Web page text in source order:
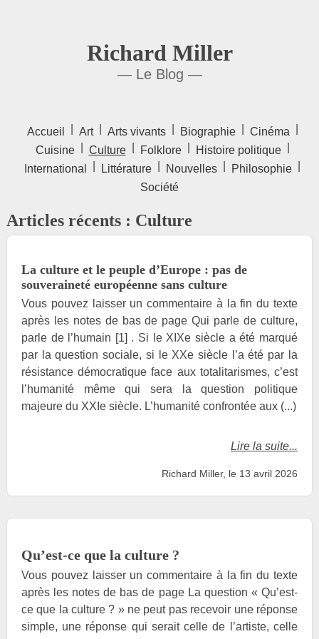
Richard Miller
— Le Blog —
Accueil Art Arts vivants Biographie Cinéma
Cuisine
Culture Folklore Histoire politique
International
Littérature Nouvelles Philosophie
Société
Articles récents : Culture
La culture et le peuple d’Europe : pas de
souveraineté européenne sans culture
Vous pouvez laisser un commentaire à la fin du texte
après les notes de bas de page Qui parle de culture,
parle de l’humain [1] . Si le XIXe siècle a été marqué
par la question sociale, si le XXe siècle l’a été par la
résistance démocratique face aux totalitarismes, c’est
l’humanité même qui sera la question politique
majeure du XXIe siècle. L’humanité confrontée aux (...)
Lire la suite...
Richard Miller, le 13 avril 2026
Qu’est-ce que la culture ?
Vous pouvez laisser un commentaire à la fin du texte
après les notes de bas de page La question « Qu’est-
ce que la culture ? » ne peut pas recevoir une réponse
simple, une réponse qui serait celle de l’artiste, celle